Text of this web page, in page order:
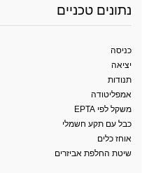
נתונים טכניים
כניסה
יציאה
תנודות
אמפליטודה
משקל לפי EPTA
כבל עם תקע חשמלי
אוחז כלים
שיטת החלפת אביזרים